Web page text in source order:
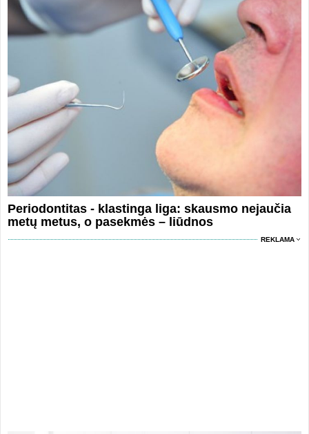
Periodontitas - klastinga liga: skausmo nejaučia
metų metus, o pasekmės – liūdnos
REKLAMA